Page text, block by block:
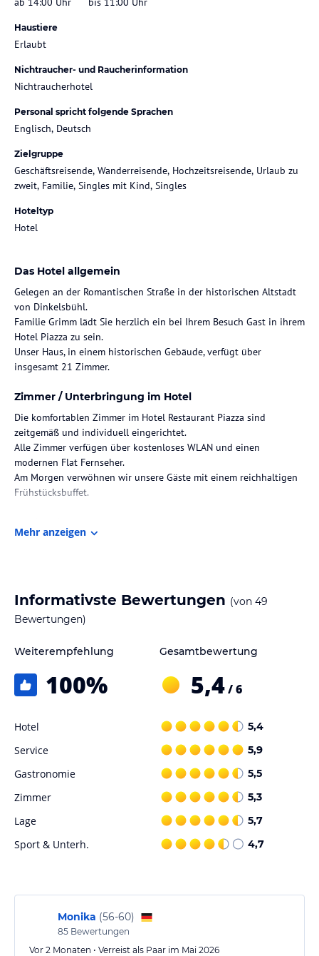
Haustiere
Erlaubt
Nichtraucher- und Raucherinformation
Nichtraucherhotel
Personal spricht folgende Sprachen
Englisch, Deutsch
Zielgruppe
Geschäftsreisende, Wanderreisende, Hochzeitsreisende, Urlaub zu
zweit, Familie, Singles mit Kind, Singles
Hoteltyp
Hotel
Das Hotel allgemein
Gelegen an der Romantischen Straße in der historischen Altstadt
von Dinkelsbühl.
Familie Grimm lädt Sie herzlich ein bei Ihrem Besuch Gast in ihrem
Hotel Piazza zu sein.
Unser Haus, in einem historischen Gebäude, verfügt über
insgesamt 21 Zimmer.
Zimmer / Unterbringung im Hotel
Die komfortablen Zimmer im Hotel Restaurant Piazza sind
zeitgemäß und individuell eingerichtet.
Alle Zimmer verfügen über kostenloses WLAN und einen
modernen Flat Fernseher.
Am Morgen verwöhnen wir unsere Gäste mit einem reichhaltigen
Frühstücksbuffet.
Hoteliers-/Veranstalter-/Kataloginformationen. Alle Angaben
Mehr anzeigen
Informativste Bewertungen (von 49
Bewertungen)
Weiterempfehlung
100%
Gesamtbewertung
5,4/ 6
Hotel 5,4
Service 5,9
Gastronomie 5,5
Zimmer 5,3
Lage 5,7
Sport & Unterh. 4,7
Monika (56-60)
85 Bewertungen
Vor 2 Monaten • Verreist als Paar im Mai 2026